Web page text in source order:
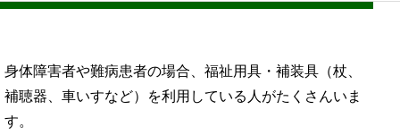
身体障害者や難病患者の場合、福祉用具・補装具（杖、
補聴器、車いすなど）を利用している人がたくさんいま
す。